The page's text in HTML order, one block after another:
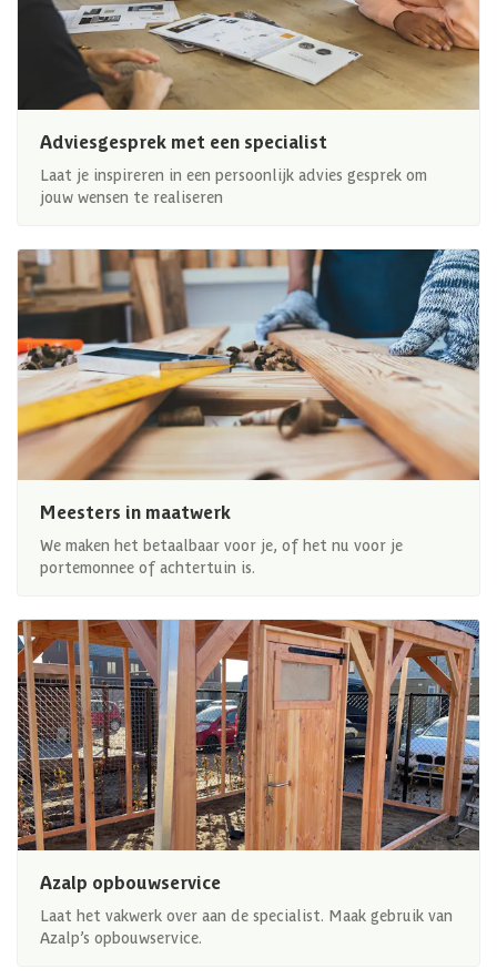
Adviesgesprek met een specialist
Laat je inspireren in een persoonlijk advies gesprek om
jouw wensen te realiseren
Meesters in maatwerk
We maken het betaalbaar voor je, of het nu voor je
portemonnee of achtertuin is.
Azalp opbouwservice
Laat het vakwerk over aan de specialist. Maak gebruik van
Azalp’s opbouwservice.